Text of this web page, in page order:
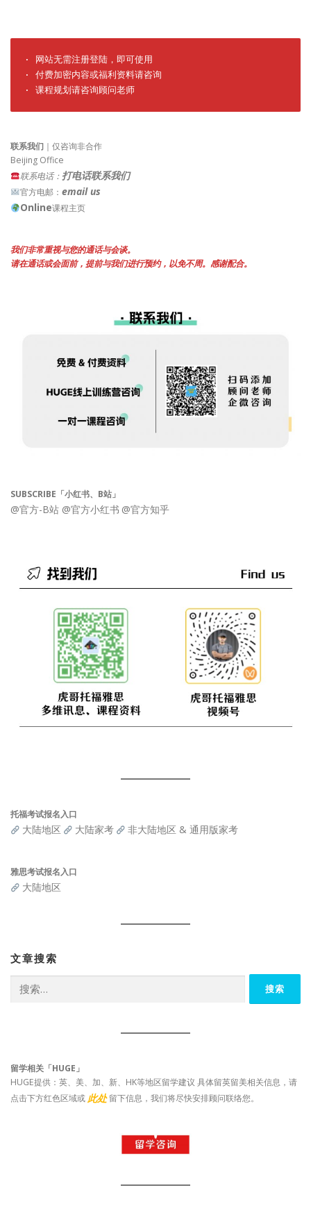
· 网站无需注册登陆，即可使用
· 付费加密内容或福利资料请咨询
· 课程规划请咨询顾问老师
联系我们 ｜仅咨询非合作
Beijing Office
联系电话： 打电话联系我们
官方电邮： email us
Online课程主页
我们非常重视与您的通话与会谈。
请在通话或会面前，提前与我们进行预约，以免不周。感谢配合。
SUBSCRIBE「小红书、B站」
@官方-B站 @官方小红书 @官方知乎
托福考试报名入口
大陆地区 大陆家考 非大陆地区 & 通用版家考
雅思考试报名入口
大陆地区
文章搜索
索：
留学相关「HUGE」
HUGE提供：英、美、加、新、HK等地区留学建议 具体留英留美相关信息，请
点击下方红色区域或 此处 留下信息，我们将尽快安排顾问联络您。